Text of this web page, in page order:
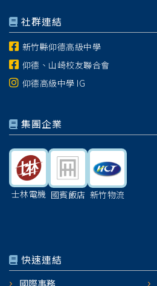
社群連結
新竹縣仰德高級中學
仰德、山崎校友聯合會
仰德高級中學 IG
集團企業
士林電機 國賓飯店 新竹物流
快速連結
國際事務